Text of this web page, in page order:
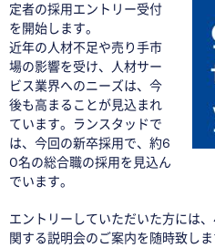
定者の採用エントリー受付
を開始します。
近年の人材不足や売り手市
場の影響を受け、人材サー
ビス業界へのニーズは、今
後も高まることが見込まれ
ています。ランスタッドで
は、今回の新卒採用で、約6
0名の総合職の採用を見込ん
でいます。
エントリーしていただいた方には
関する説明会のご案内を随時致し